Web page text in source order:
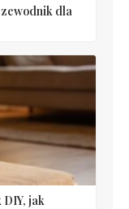
dla
jak